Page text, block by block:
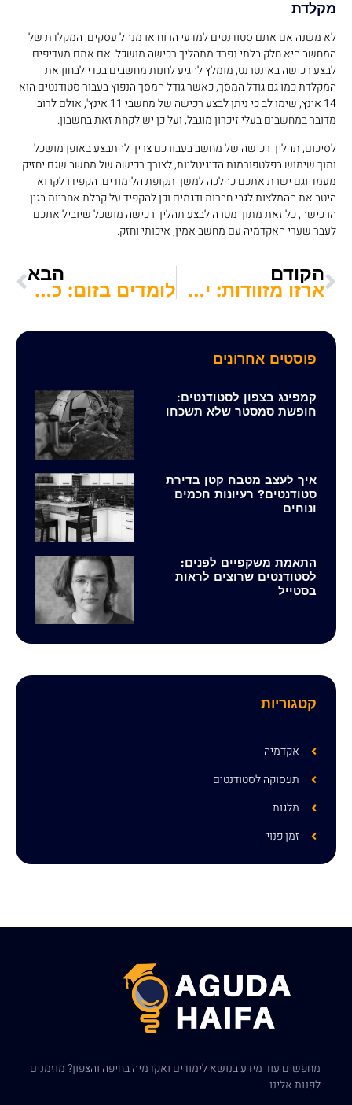
מקלדת
לא משנה אם אתם סטודנטים למדעי הרוח או מנהל עסקים, המקלדת של
המחשב היא חלק בלתי נפרד מתהליך רכישה מושכל. אם אתם מעדיפים
לבצע רכישה באינטרנט, מומלץ להגיע לחנות מחשבים בכדי לבחון את
המקלדת כמו גם גודל המסך, כאשר גודל המסך הנפוץ בעבור סטודנטים הוא
14 אינץ, שימו לב כי ניתן לבצע רכישה של מחשבי 11 אינץ', אולם לרוב
מדובר במחשבים בעלי זיכרון מוגבל, ועל כן יש לקחת זאת בחשבון.
לסיכום, תהליך רכישה של מחשב בעבורכם צריך להתבצע באופן מושכל
ותוך שימוש בפלטפורמות הדיגיטליות, לצורך רכישה של מחשב שגם יחזיק
מעמד וגם ישרת אתכם כהלכה למשך תקופת הלימודים. הקפידו לקרוא
היטב את ההמלצות לגבי חברות ודגמים וכן להקפיד על קבלת אחריות בגין
הרכישה, כל זאת מתוך מטרה לבצע תהליך רכישה מושכל שיוביל אתכם
לעבר שערי האקדמיה עם מחשב אמין, איכותי וחזק.
הקודם
ארזו מזוודות: יתרונות ללימודים בחו"ל לבעלי אזרחות פורטוגלית
הבא
לומדים בזום: כך תרכשו ציוד ללימודים אונליין
פוסטים אחרונים
קמפינג בצפון לסטודנטים:
חופשת סמסטר שלא תשכחו
איך לעצב מטבח קטן בדירת
סטודנטים? רעיונות חכמים
ונוחים
התאמת משקפיים לפנים:
לסטודנטים שרוצים לראות
בסטייל
קטגוריות
אקדמיה
תעסוקה לסטודנטים
מלגות
זמן פנוי
מחפשים עוד מידע בנושא לימודים ואקדמיה בחיפה והצפון? מוזמנים
לפנות אלינו